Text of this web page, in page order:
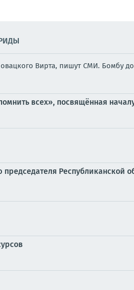
Вирта, пишут СМИ. Бомбу
всех», посвящённая
Республиканской